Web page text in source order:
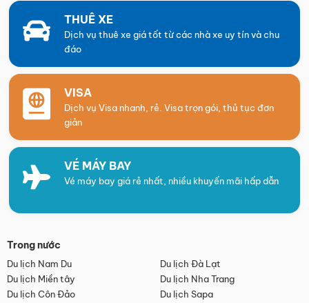
THUÊ XE
Dịch vụ thuê xe giá tốt từ các nhà xe uy tín và chu
đáo
VISA
Dịch vụ Visa nhanh, rẻ. Visa trọn gói, thủ tục đơn
giản
VÉ MÁY BAY
Vé máy bay giá rẻ nhất, nhiều khuyến mãi hấp dẫn
Trong nước
Du lịch Nam Du
Du lịch Đà Lạt
Du lịch Miền tây
Du lịch Nha Trang
Du lịch Côn Đảo
Du lịch Sapa